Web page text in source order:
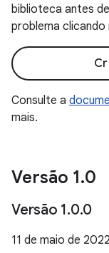
biblioteca antes
problema
Consulte a
mais.
Versão 1.0
Versão 1.0.0
11 de maio de 2022